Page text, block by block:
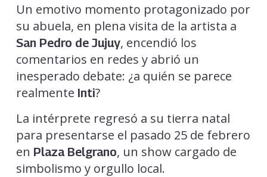
Un emotivo momento protagonizado por
su abuela, en plena visita de la artista a
San Pedro de Jujuy, encendió los
comentarios en redes y abrió un
inesperado debate: ¿a quién se parece
realmente Inti?
La intérprete regresó a su tierra natal
para presentarse el pasado 25 de febrero
en Plaza Belgrano, un show cargado de
simbolismo y orgullo local.